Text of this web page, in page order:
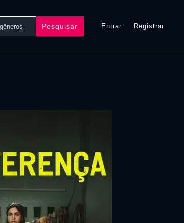
Pesquisar Entrar Registrar